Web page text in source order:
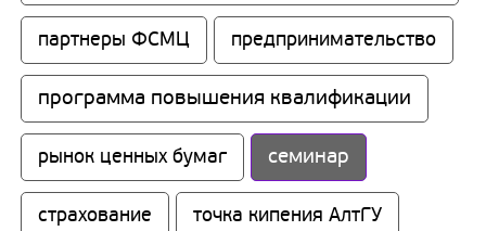
партнеры ФСМЦ предпринимательство
программа повышения квалификации
рынок ценных бумаг семинар
страхование точка кипения АлтГУ